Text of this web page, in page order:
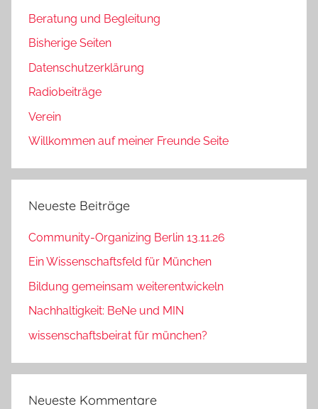
Beratung und Begleitung
Bisherige Seiten
Datenschutzerklärung
Radiobeiträge
Verein
Willkommen auf meiner Freunde Seite
Neueste Beiträge
Community-Organizing Berlin 13.11.26
Ein Wissenschaftsfeld für München
Bildung gemeinsam weiterentwickeln
Nachhaltigkeit: BeNe und MIN
wissenschaftsbeirat für münchen?
Neueste Kommentare